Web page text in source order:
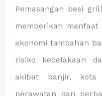
Pemasangan besi
memberikan
ekonomi tambahan
risiko kecelakaan
akibat banjir, kota
perawatan dan